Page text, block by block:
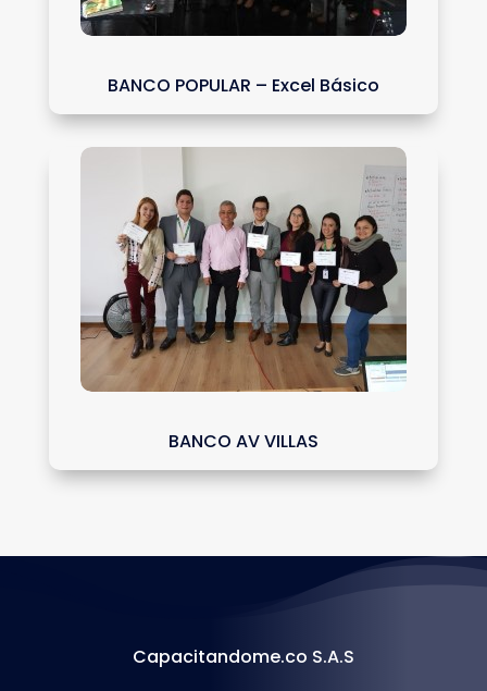
BANCO POPULAR – Excel Básico
BANCO AV VILLAS
Capacitandome.co S.A.S